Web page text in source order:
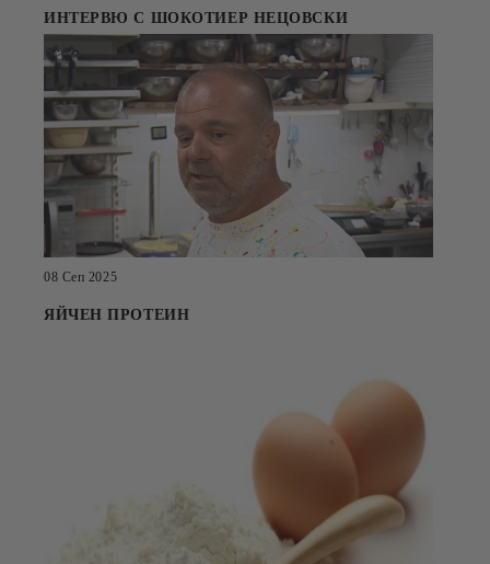
ИНТЕРВЮ С ШОКОТИЕР НЕЦОВСКИ
08 Сеп 2025
ЯЙЧЕН ПРОТЕИН